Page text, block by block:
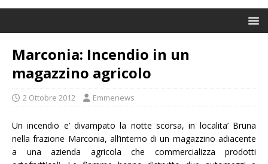
Marconia: Incendio in un
magazzino agricolo
2 Ottobre 2012 Emmenews
Un incendio e’ divampato la notte scorsa, in localita’ Bruna
nella frazione Marconia, all’interno di un magazzino adiacente
a una azienda agricola che commercializza prodotti